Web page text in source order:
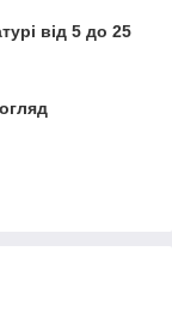
від 5 до 25